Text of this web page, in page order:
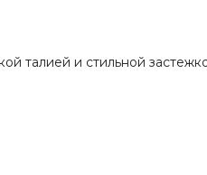
талией и стильной